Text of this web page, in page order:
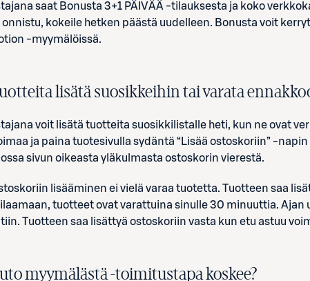
saat Bonusta 3+1 PÄIVÄÄ -tilauksesta ja koko
kokeile hetken päästä uudelleen. Bonusta voit
-myymälöissä.
lisätä suosikkeihin tai varata
voit lisätä tuotteita suosikkilistalle heti, kun ne ovat
ja paina tuotesivulla sydäntä “Lisää ostoskoriin” -
sivun oikeasta yläkulmasta ostoskorin vierestä.
lisääminen ei vielä varaa tuotetta. Tuotteen saa
tuotteet ovat varattuina sinulle 30 minuuttia.
Tuotteen saa lisättyä ostoskoriin vasta kun etu astuu
myymälästä -toimitustapa koskee?